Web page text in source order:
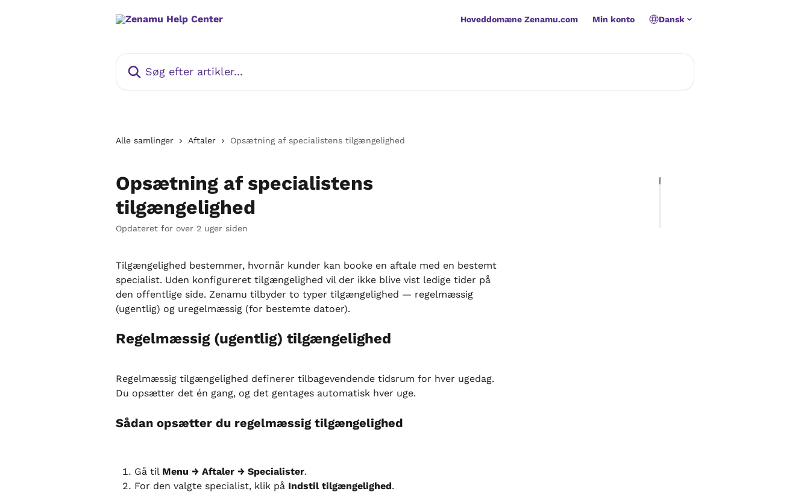
Hoveddomæne Zenamu.com Min konto Dansk
Alle samlinger Aftaler Opsætning af specialistens tilgængelighed
Opsætning af specialistens
tilgængelighed
Opdateret for over 2 uger siden
Tilgængelighed bestemmer, hvornår kunder kan booke en aftale med en bestemt
specialist. Uden konfigureret tilgængelighed vil der ikke blive vist ledige tider på
den offentlige side. Zenamu tilbyder to typer tilgængelighed — regelmæssig
(ugentlig) og uregelmæssig (for bestemte datoer).
Regelmæssig (ugentlig) tilgængelighed
Regelmæssig tilgængelighed definerer tilbagevendende tidsrum for hver ugedag.
Du opsætter det én gang, og det gentages automatisk hver uge.
Sådan opsætter du regelmæssig tilgængelighed
Gå til Menu → Aftaler → Specialister.
For den valgte specialist, klik på Indstil tilgængelighed.